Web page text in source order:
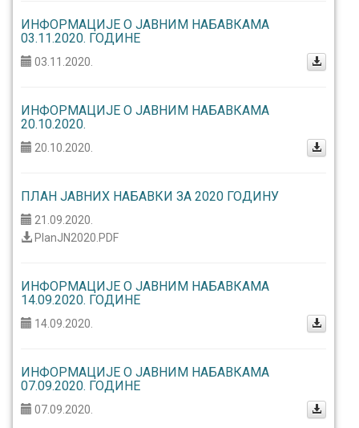
ИНФОРМАЦИЈЕ О ЈАВНИМ НАБАВКАМА
03.11.2020. ГОДИНЕ
03.11.2020.
ИНФОРМАЦИЈЕ О ЈАВНИМ НАБАВКАМА
20.10.2020.
20.10.2020.
ПЛАН ЈАВНИХ НАБАВКИ ЗА 2020 ГОДИНУ
21.09.2020.
PlanJN2020.PDF
ИНФОРМАЦИЈЕ О ЈАВНИМ НАБАВКАМА
14.09.2020. ГОДИНЕ
14.09.2020.
ИНФОРМАЦИЈЕ О ЈАВНИМ НАБАВКАМА
07.09.2020. ГОДИНЕ
07.09.2020.